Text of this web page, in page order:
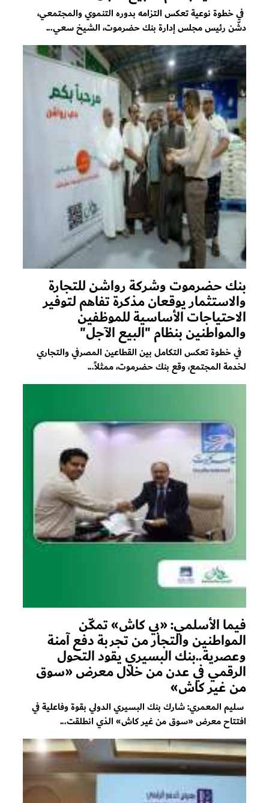
في خطوة نوعية تعكس التزامه بدوره التنموي والمجتمعي،
دشّن رئيس مجلس إدارة بنك حضرموت، الشيخ سعي...
بنك حضرموت وشركة رواشن للتجارة
والاستثمار يوقعان مذكرة تفاهم لتوفير
الاحتياجات الأساسية للموظفين
والمواطنين بنظام "البيع الآجل"
في خطوة تعكس التكامل بين القطاعين المصرفي والتجاري
لخدمة المجتمع، وقع بنك حضرموت، ممثلاً...
فيما الأسلمي: «بي كاش» تمكّن
المواطنين والتجار من تجربة دفع آمنة
وعصرية..بنك البسيري يقود التحول
الرقمي في عدن من خلال معرض «سوق
من غير كاش»
سليم المعمري: شارك بنك البسيري الدولي بقوة وفاعلية في
افتتاح معرض «سوق من غير كاش» الذي انطلقت...